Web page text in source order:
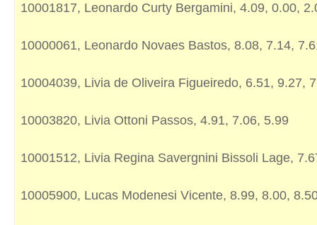
10001817, Leonardo Curty Bergamini, 4.09, 0.00,
10000061, Leonardo Novaes Bastos, 8.08, 7.14,
10004039, Livia de Oliveira Figueiredo, 6.51, 9.27,
10003820, Livia Ottoni Passos, 4.91, 7.06, 5.99
10001512, Livia Regina Savergnini Bissoli Lage,
10005900, Lucas Modenesi Vicente, 8.99, 8.00,